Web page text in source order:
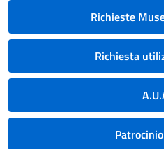
Richieste
Richiesta